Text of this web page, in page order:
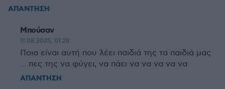
ΑΠΑΝΤΗΣΗ
Μπούσαν
11.08.2025, 01:28
Ποια είναι αυτή που λέει παιδιά της τα παιδιά μας
... πες της να φύγει, να πάει να να να να να
ΑΠΑΝΤΗΣΗ